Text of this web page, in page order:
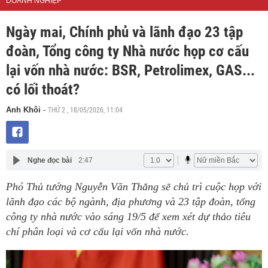
Ngày mai, Chính phủ và lãnh đạo 23 tập
đoàn, Tổng công ty Nhà nước họp cơ cấu
lại vốn nhà nước: BSR, Petrolimex, GAS...
có lối thoát?
Anh Khôi - THỨ 2 , 18/05/2026, 11:04
Nghe đọc bài 2:47
Phó Thủ tướng Nguyễn Văn Thắng sẽ chủ trì cuộc họp với
lãnh đạo các bộ ngành, địa phương và 23 tập đoàn, tổng
công ty nhà nước vào sáng 19/5 để xem xét dự thảo tiêu
chí phân loại và cơ cấu lại vốn nhà nước.